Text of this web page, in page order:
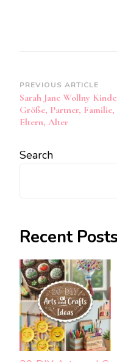
Post
Navigation
PREVIOUS ARTICLE
Sarah Jane Wollny
Größe, Partner, Familie,
Eltern, Alter
Search
Recent Posts